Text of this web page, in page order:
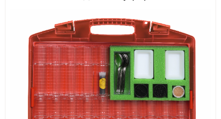
ИЗКУСТВА
СПОРТ
МЕБЕЛИ И ОБОРУДВАНЕ
КАНЦЕЛАРСКИ МАТЕРИАЛИ
КНИГИ И УЧЕБНИЦИ